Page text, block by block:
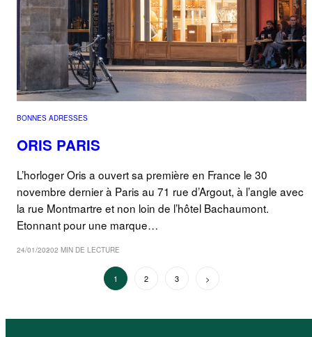
BONNES ADRESSES
ORIS PARIS
L’horloger Oris a ouvert sa première en France le 30
novembre dernier à Paris au 71 rue d’Argout, à l’angle avec
la rue Montmartre et non loin de l’hôtel Bachaumont.
Etonnant pour une marque…
24/01/20202 MIN DE LECTURE
PAGINATION
DES
PUBLICATIONS
1 2 3 Suivant